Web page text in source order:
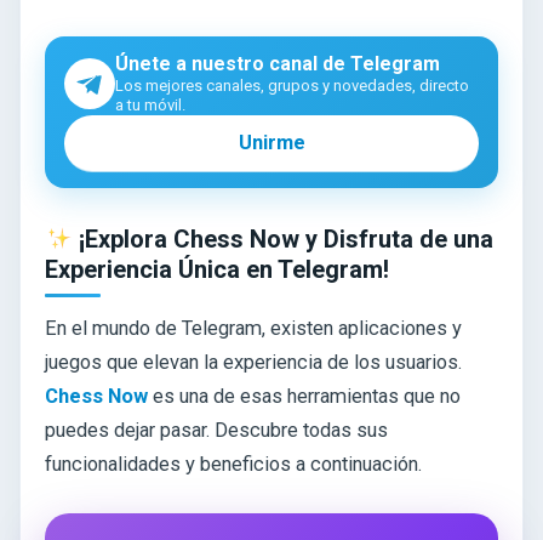
Únete a nuestro canal de Telegram
Los mejores canales, grupos y novedades, directo
a tu móvil.
Unirme
¡Explora Chess Now y Disfruta de una
Experiencia Única en Telegram!
En el mundo de Telegram, existen aplicaciones y
juegos que elevan la experiencia de los usuarios.
Chess Now es una de esas herramientas que no
puedes dejar pasar. Descubre todas sus
funcionalidades y beneficios a continuación.